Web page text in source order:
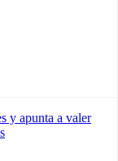
y apunta a valer